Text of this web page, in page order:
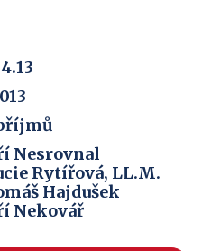
Nesrovnal
Rytířová, LL.M.
Hajdušek
Nekovář